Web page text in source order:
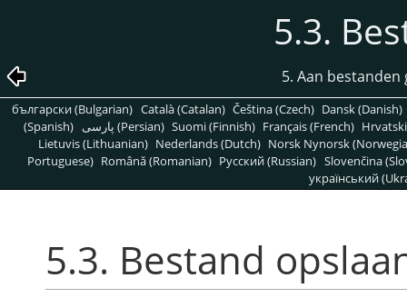
5.3.
5. Aan
български (Bulgarian) Català (Catalan) Čeština (Czech) Dansk (Danish)
(Spanish)
پارسی (Persian) Suomi (Finnish) Français (French)
Lietuvis (Lithuanian) Nederlands (Dutch) Norsk Nynorsk
Portuguese) Română (Romanian) Pусский (Russian) Slovenčina
український
5.3. Bestand